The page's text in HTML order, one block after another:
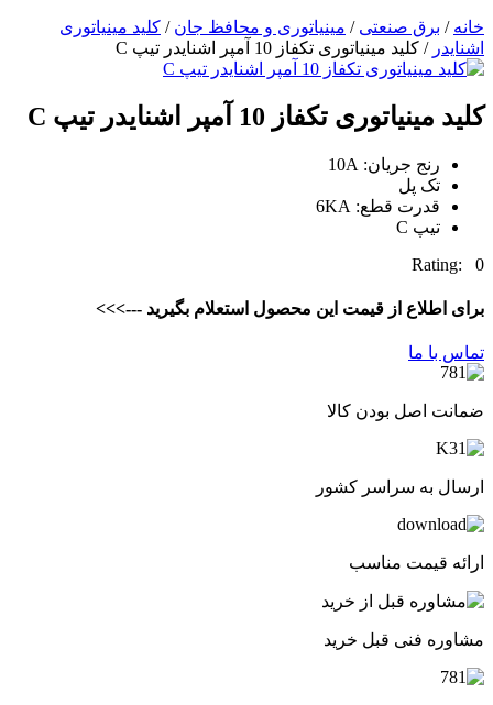
خانه / برق صنعتی / مینیاتوری و محافظ جان / کلید مینیاتوری
اشنایدر / کلید مینیاتوری تکفاز 10 آمپر اشنایدر تیپ C
کلید مینیاتوری تکفاز 10 آمپر اشنایدر تیپ C
رنج جریان: 10A
تک پل
قدرت قطع: 6KA
تیپ C
Rating: 0
برای اطلاع از قیمت این محصول استعلام بگیرید --->>>
تماس با ما
ضمانت اصل بودن کالا
ارسال به سراسر کشور
ارائه قیمت مناسب
مشاوره فنی قبل خرید